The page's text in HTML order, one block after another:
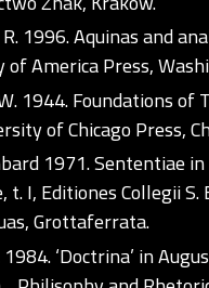
1996. Aquinas and
America Press,
1944. Foundations of
of Chicago Press,
1971. Sententiae
t. I, Editiones Collegii
Grottaferrata.
1984. ‘Doctrina’ in